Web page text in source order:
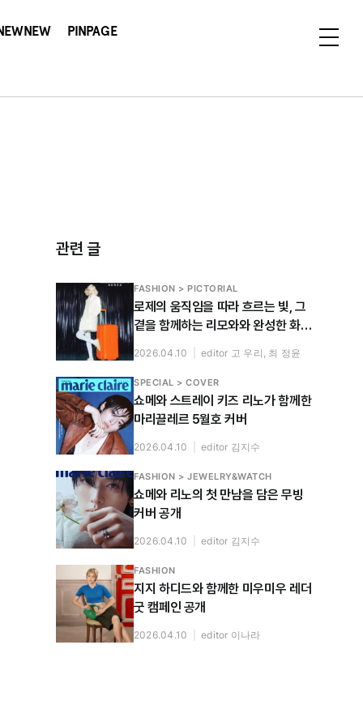
PINPAGE
관련 글
FASHION > PICTORIAL
로제의 움직임을 따라 흐르는 빛, 그
곁을 함께하는 리모와와 완성한 화보
2026.04.10 editor 고 우리, 최 정윤
SPECIAL > COVER
쇼메와 스트레이 키즈 리노가 함께한
마리끌레르 5월호 커버
2026.04.10 editor 김지수
FASHION > JEWELRY&WATCH
쇼메와 리노의 첫 만남을 담은 무빙
커버 공개
2026.04.10 editor 김지수
FASHION
지지 하디드와 함께한 미우미우 레더
굿 캠페인 공개
2026.04.10 editor 이나라